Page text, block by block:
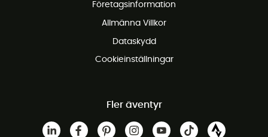
Företagsinformation
Allmänna Villkor
Dataskydd
Cookieinställningar
Fler äventyr